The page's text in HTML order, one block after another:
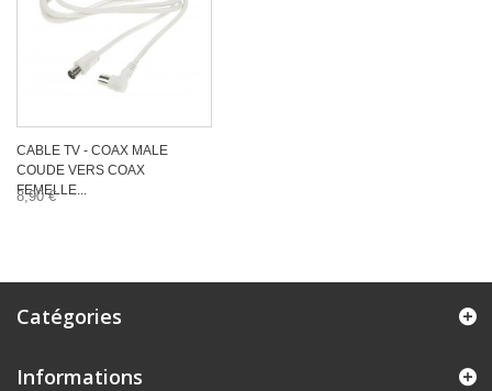
CABLE TV - COAX MALE
COUDE VERS COAX
FEMELLE...
8,90 €
Catégories
Informations